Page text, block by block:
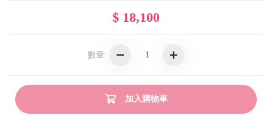
$ 18,100
數量:
加入購物車